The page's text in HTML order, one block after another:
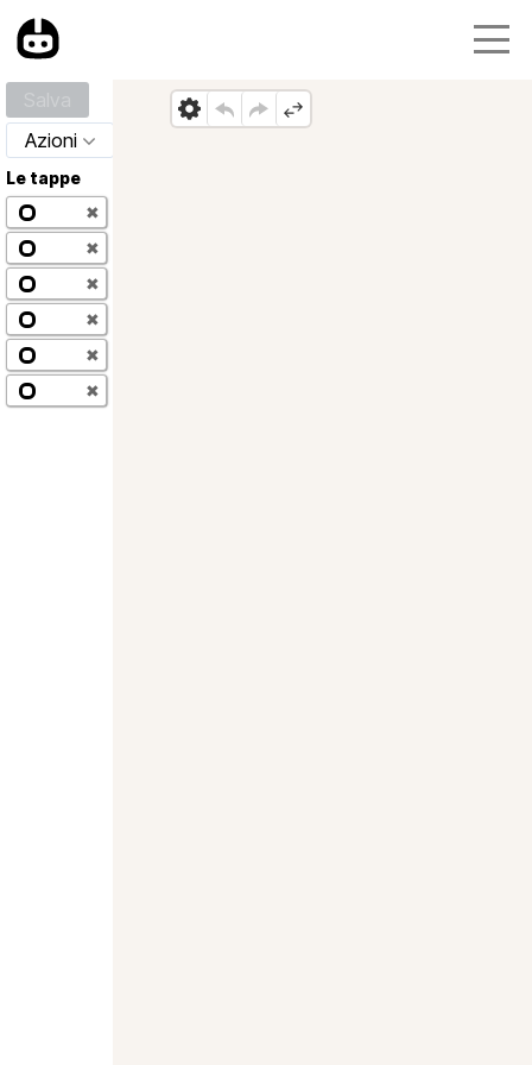
Azioni
Le tappe
✖
✖
✖
✖
✖
✖